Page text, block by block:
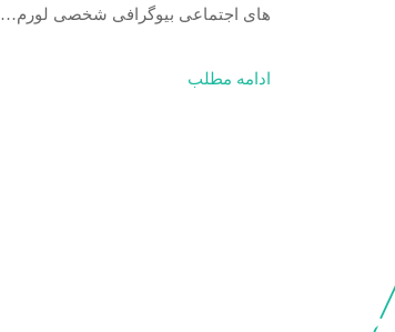
های اجتماعی بیوگرافی شخصی لورم…
ادامه مطلب
خبرنامه سایت